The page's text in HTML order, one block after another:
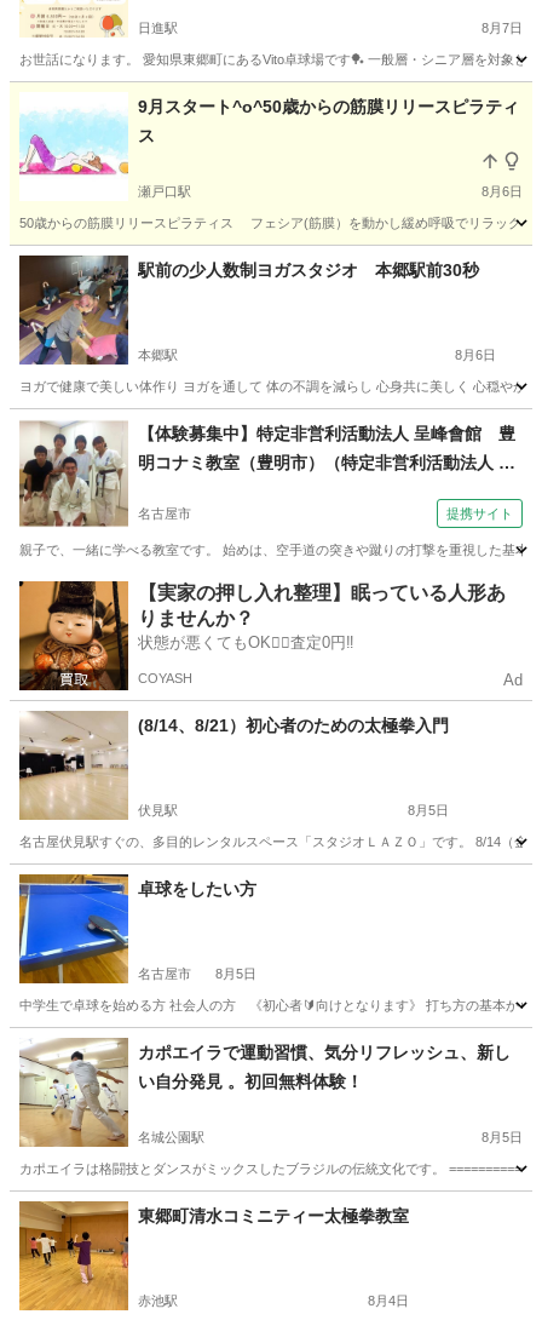
日進駅 8月7日
お世話になります。 愛知県東郷町にあるVito卓球場です🏓 一般層・シニア層を対象
愛知 愛知郡 日進駅 スポーツ 初心者
9月スタート^o^50歳からの筋膜リリースピラティ
ス
瀬戸口駅 8月6日
50歳からの筋膜リリースピラティス フェシア(筋膜）を動かし緩め呼吸でリラックス
愛知 瀬戸市 瀬戸口駅 その他 ビューティー
駅前の少人数制ヨガスタジオ 本郷駅前30秒
本郷駅 8月6日
ヨガで健康で美しい体作り ヨガを通して 体の不調を減らし 心身共に美しく 心穏やか
愛知 名古屋市 本郷駅 ヨガ 手ぶら
【体験募集中】特定非営利活動法人 呈峰會館 豊
明コナミ教室（豊明市）（特定非営利活動法人 呈
名古屋市 提携サイト
親子で、一緒に学べる教室です。 始めは、空手道の突きや蹴りの打撃を重視した基
愛知 名古屋市 空手/他格闘技
【実家の押し入れ整理】眠っている人形あ
りませんか？
状態が悪くてもOK🙆‍♀️査定0円‼️
COYASH Ad
(8/14、8/21）初心者のための太極拳入門
伏見駅 8月5日
名古屋伏見駅すぐの、多目的レンタルスペース「スタジオＬＡＺＯ」です。 8/14（
愛知 名古屋市 伏見駅 太極拳
卓球をしたい方
名古屋市 8月5日
中学生で卓球を始める方 社会人の方 《初心者🔰向けとなります》 打ち方の基本から
愛知 名古屋市 卓球 社会人
カポエイラで運動習慣、気分リフレッシュ、新し
い自分発見 。初回無料体験！
名城公園駅 8月5日
カポエイラは格闘技とダンスがミックスしたブラジルの伝統文化です。
愛知 名古屋市 名城公園駅 空手/他格闘技 カポエイラ
東郷町清水コミニティー太極拳教室
赤池駅 8月4日